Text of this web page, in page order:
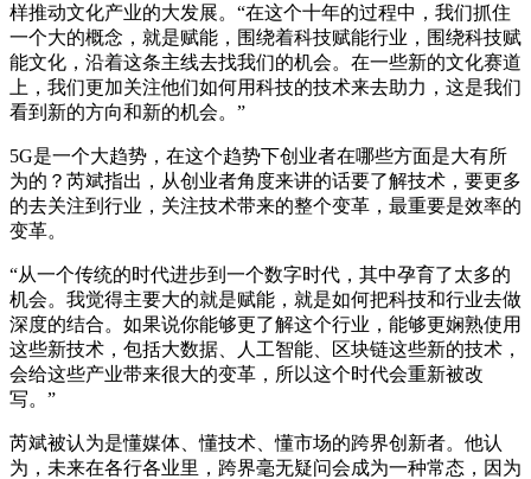
样推动文化产业的大发展。“在这个十年的过程中，我们抓住
一个大的概念，就是赋能，围绕着科技赋能行业，围绕科技赋
能文化，沿着这条主线去找我们的机会。在一些新的文化赛道
上，我们更加关注他们如何用科技的技术来去助力，这是我们
看到新的方向和新的机会。”
5G是一个大趋势，在这个趋势下创业者在哪些方面是大有所
为的？芮斌指出，从创业者角度来讲的话要了解技术，要更多
的去关注到行业，关注技术带来的整个变革，最重要是效率的
变革。
“从一个传统的时代进步到一个数字时代，其中孕育了太多的
机会。我觉得主要大的就是赋能，就是如何把科技和行业去做
深度的结合。如果说你能够更了解这个行业，能够更娴熟使用
这些新技术，包括大数据、人工智能、区块链这些新的技术，
会给这些产业带来很大的变革，所以这个时代会重新被改
写。”
芮斌被认为是懂媒体、懂技术、懂市场的跨界创新者。他认
为，未来在各行各业里，跨界毫无疑问会成为一种常态，因为